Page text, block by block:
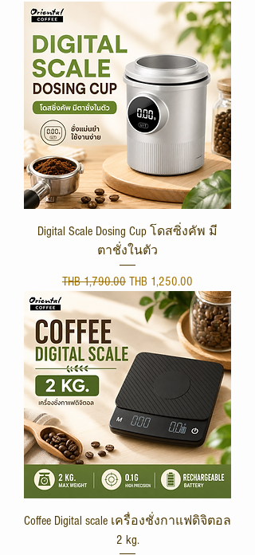
Digital Scale Dosing Cup โดสซิ่งคัพ มี
ตาชั่งในตัว
Regular Price
THB 1,790.00 Sale Price
THB 1,250.00
Coffee Digital scale เครื่องชั่งกาแฟดิจิตอล
2 kg.